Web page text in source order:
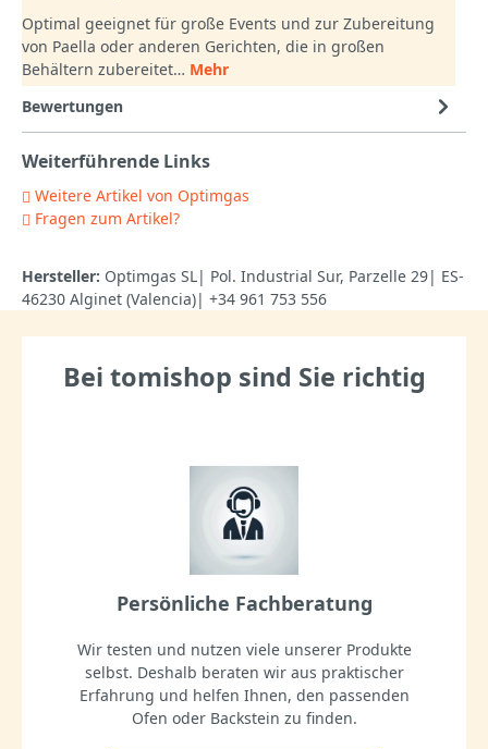
Optimal geeignet für große Events und zur Zubereitung
von Paella oder anderen Gerichten, die in großen
Behältern zubereitet… Mehr
Bewertungen
Weiterführende Links
Weitere Artikel von Optimgas
Fragen zum Artikel?
Hersteller: Optimgas SL| Pol. Industrial Sur, Parzelle 29| ES-
46230 Alginet (Valencia)| +34 961 753 556
Bei tomishop sind Sie richtig
Persönliche Fachberatung
Wir testen und nutzen viele unserer Produkte
selbst. Deshalb beraten wir aus praktischer
Erfahrung und helfen Ihnen, den passenden
Ofen oder Backstein zu finden.